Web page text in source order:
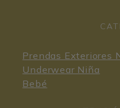
Prendas Exteriores
Underwear Niña
Bebé